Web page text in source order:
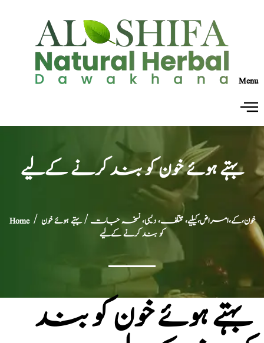
Menu
بہتے ہوئے خون کو بند کرنے کےلیے
Home/ خون،کے،امراض،کیلیے، مختلف، دیسی، نسخہ جات / بہتے ہوئے خون
کو بند کرنے کےلیے
بہتے ہوئے خون کو بند